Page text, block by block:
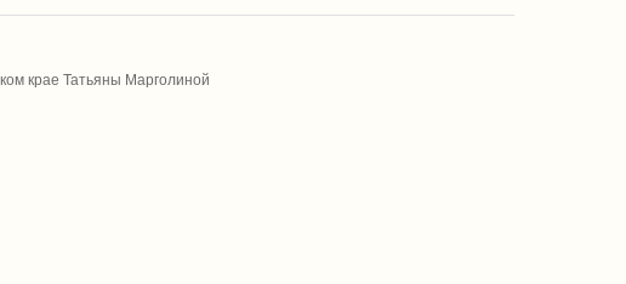
крае Татьяны Марголиной